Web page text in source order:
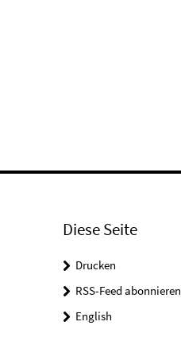
Diese Seite
Drucken
RSS-Feed abonnieren
English